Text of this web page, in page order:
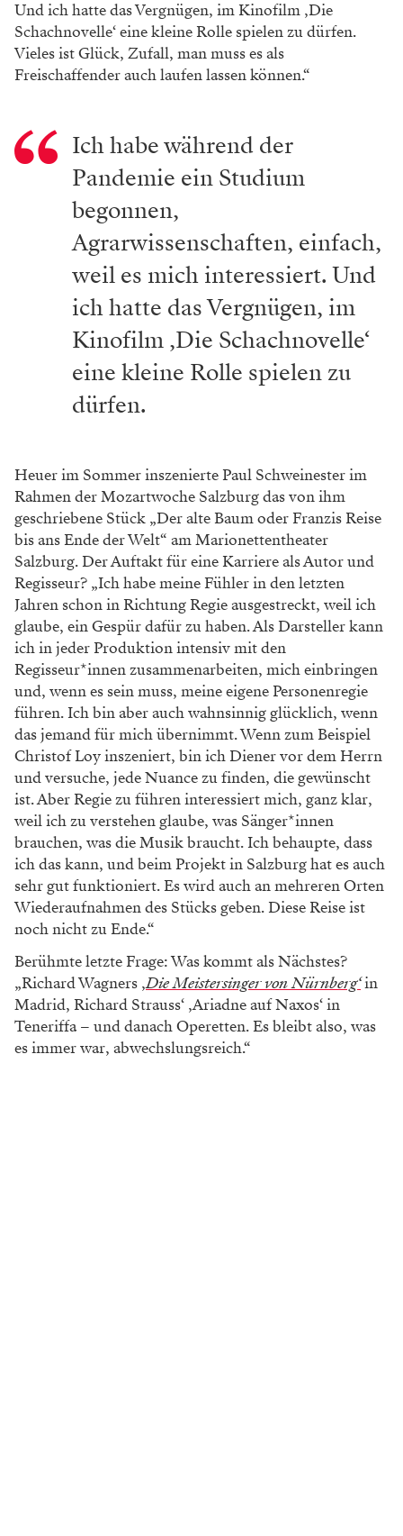
Und ich hatte das Vergnügen, im Kinofilm ‚Die
Schachnovelle‘ eine kleine Rolle spielen zu dürfen.
Vieles ist Glück, Zufall, man muss es als
Freischaffender auch laufen lassen können.“
Ich habe während der
Pandemie ein Studium
begonnen,
Agrarwissenschaften, einfach,
weil es mich interessiert. Und
ich hatte das Vergnügen, im
Kinofilm ‚Die Schachnovelle‘
eine kleine Rolle spielen zu
dürfen.
Heuer im Sommer inszenierte Paul Schweinester im
Rahmen der Mozartwoche Salzburg das von ihm
geschriebene Stück „Der alte Baum oder Franzis Reise
bis ans Ende der Welt“ am Marionettentheater
Salzburg. Der Auftakt für eine Karriere als Autor und
Regisseur? „Ich habe meine Fühler in den letzten
Jahren schon in Richtung Regie ausgestreckt, weil ich
glaube, ein Gespür dafür zu haben. Als Darsteller kann
ich in jeder Produktion intensiv mit den
Regisseur*innen zusammenarbeiten, mich einbringen
und, wenn es sein muss, meine eigene Personenregie
führen. Ich bin aber auch wahnsinnig glücklich, wenn
das jemand für mich übernimmt. Wenn zum Beispiel
Christof Loy inszeniert, bin ich Diener vor dem Herrn
und versuche, jede Nuance zu finden, die gewünscht
ist. Aber Regie zu führen interessiert mich, ganz klar,
weil ich zu verstehen glaube, was Sänger*innen
brauchen, was die Musik braucht. Ich behaupte, dass
ich das kann, und beim Projekt in Salzburg hat es auch
sehr gut funktioniert. Es wird auch an mehreren Orten
Wiederaufnahmen des Stücks geben. Diese Reise ist
noch nicht zu Ende.“
Berühmte letzte Frage: Was kommt als Nächstes?
„Richard Wagners ‚Die Meistersinger von Nürnberg‘in
Madrid, Richard Strauss‘ ‚Ariadne auf Naxos‘ in
Teneriffa – und danach Operetten. Es bleibt also, was
es immer war, abwechslungsreich.“